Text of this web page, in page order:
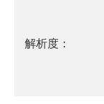
解析度：